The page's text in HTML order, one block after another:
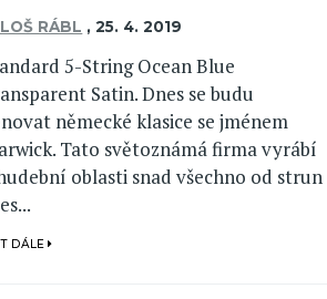
RÁBL ,25. 4. 2019
5-String Ocean Blue
Satin. Dnes se budu
německé klasice se jménem
Tato světoznámá firma vyrábí
oblasti snad všechno od strun
DÁLE